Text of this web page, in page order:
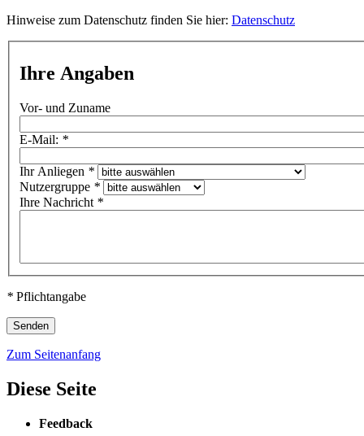
Hinweise zum Datenschutz finden Sie hier: Datenschutz
Ihre Angaben
Vor- und Zuname
E-Mail: *
Ihr Anliegen *
Nutzergruppe *
Ihre Nachricht *
* Pflichtangabe
Zum Seitenanfang
Diese Seite
Feedback